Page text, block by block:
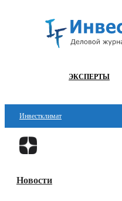
ЭКСПЕРТЫ
Инвестклимат
Финансы
Блокчейн
Новости